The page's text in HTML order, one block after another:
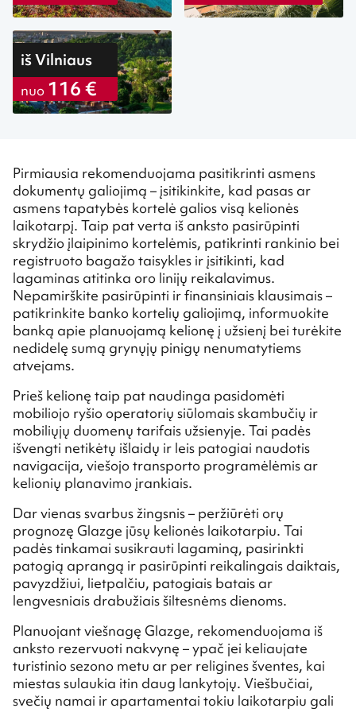
iš Vilniaus
nuo 116 €
Pirmiausia rekomenduojama pasitikrinti asmens
dokumentų galiojimą – įsitikinkite, kad pasas ar
asmens tapatybės kortelė galios visą kelionės
laikotarpį. Taip pat verta iš anksto pasirūpinti
skrydžio įlaipinimo kortelėmis, patikrinti rankinio bei
registruoto bagažo taisykles ir įsitikinti, kad
lagaminas atitinka oro linijų reikalavimus.
Nepamirškite pasirūpinti ir finansiniais klausimais –
patikrinkite banko kortelių galiojimą, informuokite
banką apie planuojamą kelionę į užsienį bei turėkite
nedidelę sumą grynųjų pinigų nenumatytiems
atvejams.
Prieš kelionę taip pat naudinga pasidomėti
mobiliojo ryšio operatorių siūlomais skambučių ir
mobiliųjų duomenų tarifais užsienyje. Tai padės
išvengti netikėtų išlaidų ir leis patogiai naudotis
navigacija, viešojo transporto programėlėmis ar
kelionių planavimo įrankiais.
Dar vienas svarbus žingsnis – peržiūrėti orų
prognozę Glazge jūsų kelionės laikotarpiu. Tai
padės tinkamai susikrauti lagaminą, pasirinkti
patogią aprangą ir pasirūpinti reikalingais daiktais,
pavyzdžiui, lietpalčiu, patogiais batais ar
lengvesniais drabužiais šiltesnėms dienoms.
Planuojant viešnagę Glazge, rekomenduojama iš
anksto rezervuoti nakvynę – ypač jei keliaujate
turistinio sezono metu ar per religines šventes, kai
miestas sulaukia itin daug lankytojų. Viešbučiai,
svečių namai ir apartamentai tokiu laikotarpiu gali